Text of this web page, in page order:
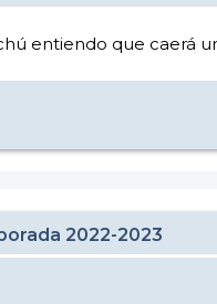
entiendo que caerá
2022-2023